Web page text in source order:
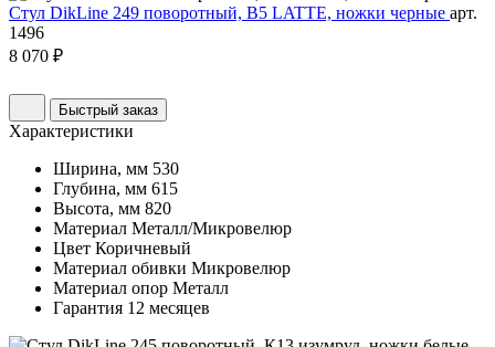
Стул DikLine 249 поворотный, B5 LATTE, ножки черные арт.
1496
8 070 ₽
Быстрый заказ
Характеристики
Ширина, мм 530
Глубина, мм 615
Высота, мм 820
Материал Металл/Микровелюр
Цвет Коричневый
Материал обивки Микровелюр
Материал опор Металл
Гарантия 12 месяцев